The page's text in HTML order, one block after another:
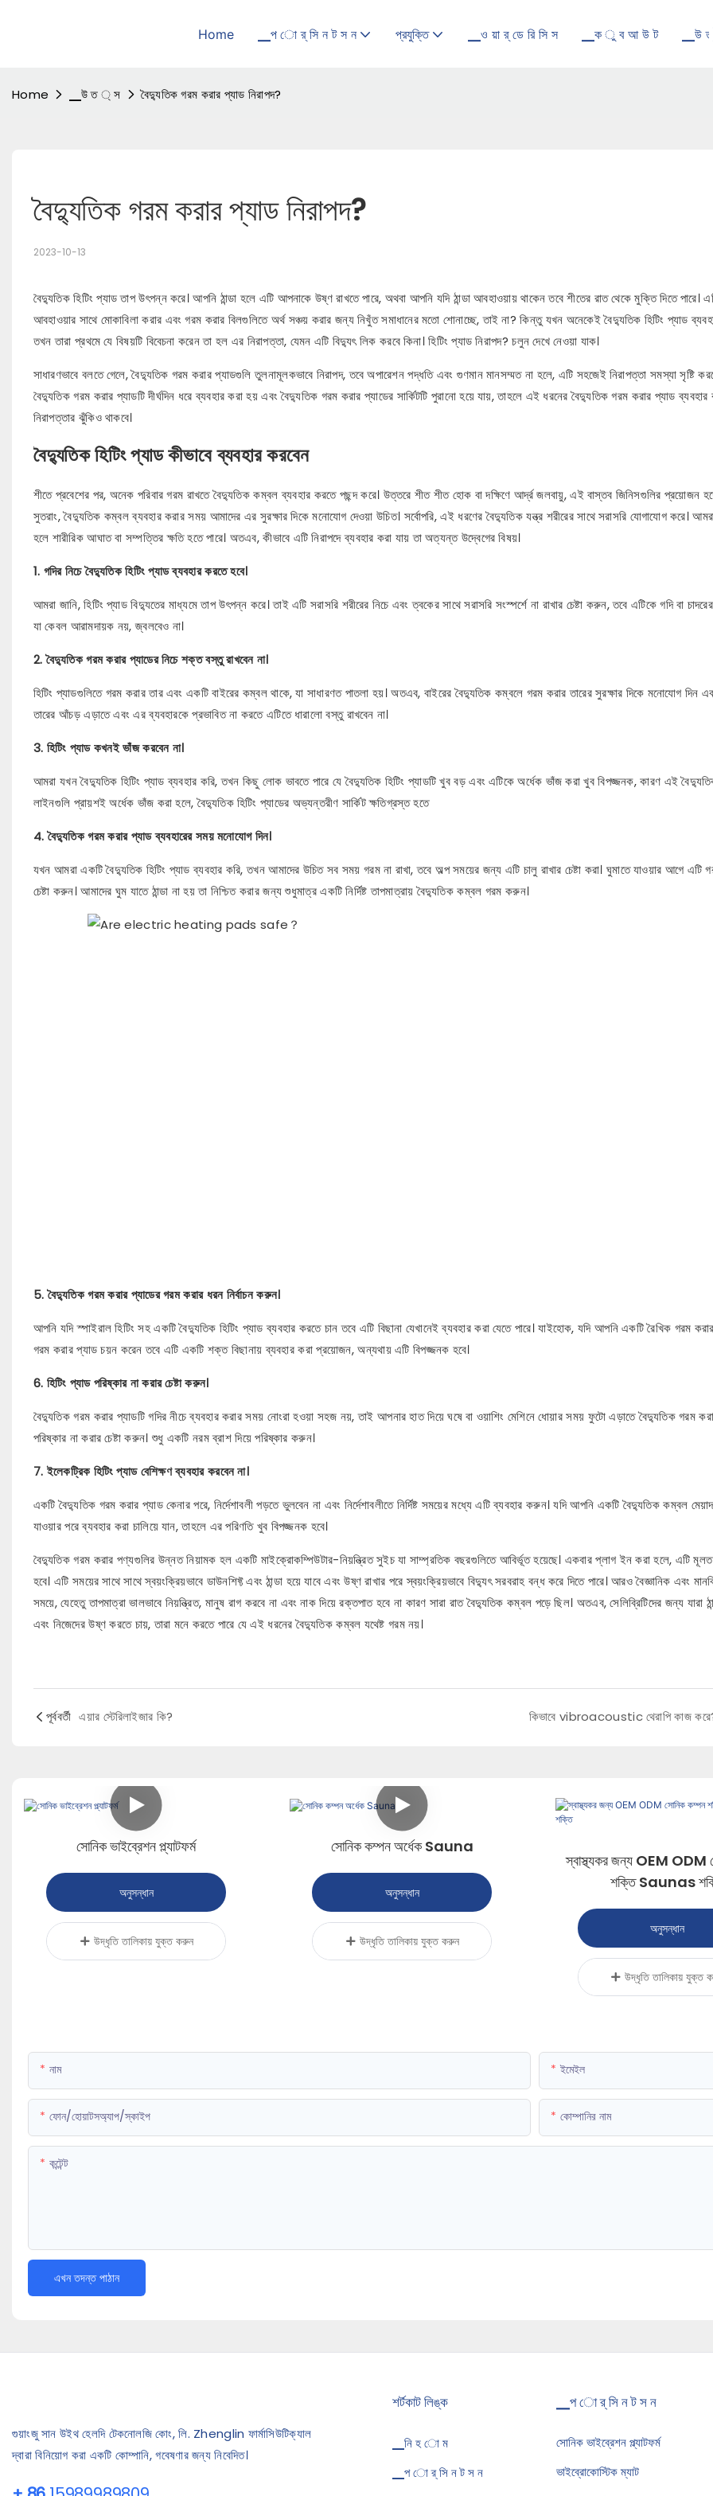
Home ▁প ো র্ সি ন ট স ন প্রযুক্তি ▁ও য়া র্ ডে রি সি স ▁ক ু ব আ উ ট ▁উ
Home ▁উ ত ্ স বৈদ্যুতিক গরম করার প্যাড নিরাপদ?
বৈদ্যুতিক গরম করার প্যাড নিরাপদ?
2023-10-13
বৈদ্যুতিক হিটিং প্যাড তাপ উৎপন্ন করে। আপনি ঠান্ডা হলে এটি আপনাকে উষ্ণ রাখতে পারে, অথবা আপনি যদি ঠান্ডা আবহাওয়ায় থাকেন তবে শীতের রাত থেকে মুক্তি দিতে পারে।
আবহাওয়ার সাথে মোকাবিলা করার এবং গরম করার বিলগুলিতে অর্থ সঞ্চয় করার জন্য নিখুঁত সমাধানের মতো শোনাচ্ছে, তাই না? কিন্তু যখন অনেকেই বৈদ্যুতিক হিটিং প্যাড
তখন তারা প্রথমে যে বিষয়টি বিবেচনা করেন তা হল এর নিরাপত্তা, যেমন এটি বিদ্যুৎ লিক করবে কিনা। হিটিং প্যাড নিরাপদ? চলুন দেখে নেওয়া যাক।
সাধারণভাবে বলতে গেলে, বৈদ্যুতিক গরম করার প্যাডগুলি তুলনামূলকভাবে নিরাপদ, তবে অপারেশন পদ্ধতি এবং গুণমান মানসম্মত না হলে, এটি সহজেই নিরাপত্তা সমস্যা সৃষ্টি
বৈদ্যুতিক গরম করার প্যাডটি দীর্ঘদিন ধরে ব্যবহার করা হয় এবং বৈদ্যুতিক গরম করার প্যাডের সার্কিটটি পুরানো হয়ে যায়, তাহলে এই ধরনের বৈদ্যুতিক গরম করার প্যাড
নিরাপত্তার ঝুঁকিও থাকবে।
বৈদ্যুতিক হিটিং প্যাড কীভাবে ব্যবহার করবেন
শীতে প্রবেশের পর, অনেক পরিবার গরম রাখতে বৈদ্যুতিক কম্বল ব্যবহার করতে পছন্দ করে। উত্তরে শীত শীত হোক বা দক্ষিণে আর্দ্র জলবায়ু, এই বাস্তব জিনিসগুলির প্রয়োজন
সুতরাং, বৈদ্যুতিক কম্বল ব্যবহার করার সময় আমাদের এর সুরক্ষার দিকে মনোযোগ দেওয়া উচিত। সর্বোপরি, এই ধরণের বৈদ্যুতিক যন্ত্র শরীরের সাথে সরাসরি যোগাযোগ করে।
হলে শারীরিক আঘাত বা সম্পত্তির ক্ষতি হতে পারে। অতএব, কীভাবে এটি নিরাপদে ব্যবহার করা যায় তা অত্যন্ত উদ্বেগের বিষয়।
1. গদির নিচে বৈদ্যুতিক হিটিং প্যাড ব্যবহার করতে হবে।
আমরা জানি, হিটিং প্যাড বিদ্যুতের মাধ্যমে তাপ উৎপন্ন করে। তাই এটি সরাসরি শরীরের নিচে এবং ত্বকের সাথে সরাসরি সংস্পর্শে না রাখার চেষ্টা করুন, তবে এটিকে গদি বা
যা কেবল আরামদায়ক নয়, জ্বলবেও না।
2. বৈদ্যুতিক গরম করার প্যাডের নিচে শক্ত বস্তু রাখবেন না।
হিটিং প্যাডগুলিতে গরম করার তার এবং একটি বাইরের কম্বল থাকে, যা সাধারণত পাতলা হয়। অতএব, বাইরের বৈদ্যুতিক কম্বলে গরম করার তারের সুরক্ষার দিকে মনোযোগ দিন
তারের আঁচড় এড়াতে এবং এর ব্যবহারকে প্রভাবিত না করতে এটিতে ধারালো বস্তু রাখবেন না।
3. হিটিং প্যাড কখনই ভাঁজ করবেন না।
আমরা যখন বৈদ্যুতিক হিটিং প্যাড ব্যবহার করি, তখন কিছু লোক ভাবতে পারে যে বৈদ্যুতিক হিটিং প্যাডটি খুব বড় এবং এটিকে অর্ধেক ভাঁজ করা খুব বিপজ্জনক, কারণ এই
লাইনগুলি প্রায়শই অর্ধেক ভাঁজ করা হলে, বৈদ্যুতিক হিটিং প্যাডের অভ্যন্তরীণ সার্কিট ক্ষতিগ্রস্ত হতে
4. বৈদ্যুতিক গরম করার প্যাড ব্যবহারের সময় মনোযোগ দিন।
যখন আমরা একটি বৈদ্যুতিক হিটিং প্যাড ব্যবহার করি, তখন আমাদের উচিত সব সময় গরম না রাখা, তবে অল্প সময়ের জন্য এটি চালু রাখার চেষ্টা করা। ঘুমাতে যাওয়ার আগে এটি
চেষ্টা করুন। আমাদের ঘুম যাতে ঠান্ডা না হয় তা নিশ্চিত করার জন্য শুধুমাত্র একটি নির্দিষ্ট তাপমাত্রায় বৈদ্যুতিক কম্বল গরম করুন।
5. বৈদ্যুতিক গরম করার প্যাডের গরম করার ধরন নির্বাচন করুন।
আপনি যদি স্পাইরাল হিটিং সহ একটি বৈদ্যুতিক হিটিং প্যাড ব্যবহার করতে চান তবে এটি বিছানা যেখানেই ব্যবহার করা যেতে পারে। যাইহোক, যদি আপনি একটি রৈখিক গরম
গরম করার প্যাড চয়ন করেন তবে এটি একটি শক্ত বিছানায় ব্যবহার করা প্রয়োজন, অন্যথায় এটি বিপজ্জনক হবে।
6. হিটিং প্যাড পরিষ্কার না করার চেষ্টা করুন।
বৈদ্যুতিক গরম করার প্যাডটি গদির নীচে ব্যবহার করার সময় নোংরা হওয়া সহজ নয়, তাই আপনার হাত দিয়ে ঘষে বা ওয়াশিং মেশিনে ধোয়ার সময় ফুটো এড়াতে বৈদ্যুতিক গরম
পরিষ্কার না করার চেষ্টা করুন। শুধু একটি নরম ব্রাশ দিয়ে পরিষ্কার করুন।
7. ইলেকট্রিক হিটিং প্যাড বেশিক্ষণ ব্যবহার করবেন না।
একটি বৈদ্যুতিক গরম করার প্যাড কেনার পরে, নির্দেশাবলী পড়তে ভুলবেন না এবং নির্দেশাবলীতে নির্দিষ্ট সময়ের মধ্যে এটি ব্যবহার করুন। যদি আপনি একটি বৈদ্যুতিক কম্বল
যাওয়ার পরে ব্যবহার করা চালিয়ে যান, তাহলে এর পরিণতি খুব বিপজ্জনক হবে।
বৈদ্যুতিক গরম করার পণ্যগুলির উন্নত নিয়ামক হল একটি মাইক্রোকম্পিউটার-নিয়ন্ত্রিত সুইচ যা সাম্প্রতিক বছরগুলিতে আবির্ভূত হয়েছে। একবার প্লাগ ইন করা হলে, এটি মূলত
হবে। এটি সময়ের সাথে সাথে স্বয়ংক্রিয়ভাবে ডাউনশিফ্ট এবং ঠান্ডা হয়ে যাবে এবং উষ্ণ রাখার পরে স্বয়ংক্রিয়ভাবে বিদ্যুৎ সরবরাহ বন্ধ করে দিতে পারে। আরও বৈজ্ঞানিক এবং
সময়ে, যেহেতু তাপমাত্রা ভালভাবে নিয়ন্ত্রিত, মানুষ রাগ করবে না এবং নাক দিয়ে রক্তপাত হবে না কারণ সারা রাত বৈদ্যুতিক কম্বল পড়ে ছিল। অতএব, সেলিব্রিটিদের জন্য যারা
এবং নিজেদের উষ্ণ করতে চায়, তারা মনে করতে পারে যে এই ধরনের বৈদ্যুতিক কম্বল যথেষ্ট গরম নয়।
পূর্ববর্তী এয়ার স্টেরিলাইজার কি? কিভাবে vibroacoustic থেরাপি কাজ
সোনিক ভাইব্রেশন প্ল্যাটফর্ম
অনুসন্ধান
উদ্ধৃতি তালিকায় যুক্ত করুন
সোনিক কম্পন অর্ধেক Sauna
অনুসন্ধান
উদ্ধৃতি তালিকায় যুক্ত করুন
স্বাস্থ্যকর জন্য OEM ODM
শক্তি Saunas
অনুসন্ধান
উদ্ধৃতি তালিকায় যুক্ত
নাম ইমেইল
ফোন/হোয়াটসঅ্যাপ/স্কাইপ কোম্পানির নাম
কন্টেন্ট
এখন তদন্ত পাঠান
গুয়াংজু সান উইথ হেলদি টেকনোলজি কোং, লি. Zhenglin ফার্মাসিউটিক্যাল
দ্বারা বিনিয়োগ করা একটি কোম্পানি, গবেষণার জন্য নিবেদিত।
শর্টকাট লিঙ্ক
▁নি হ ো ম
▁প ো র্ সি ন ট স ন
▁প ো র্ সি ন ট স ন
সোনিক ভাইব্রেশন প্ল্যাটফর্ম
ভাইব্রোকোস্টিক ম্যাট